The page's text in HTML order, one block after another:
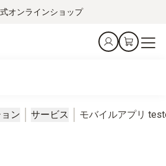
オンラインショップ
ン サービス モバイルアプリ